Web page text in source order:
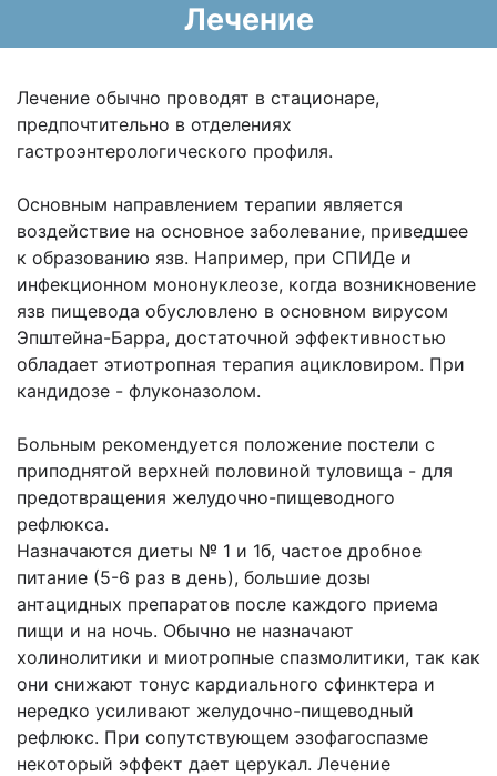
Лечение
Лечение обычно проводят в стационаре,
предпочтительно в отделениях
гастроэнтерологического профиля.
Основным направлением терапии является
воздействие на основное заболевание, приведшее
к образованию язв. Например, при СПИДе и
инфекционном мононуклеозе, когда возникновение
язв пищевода обусловлено в основном вирусом
Эпштейна-Барра, достаточной эффективностью
обладает этиотропная терапия ацикловиром. При
кандидозе - флуконазолом.
Больным рекомендуется положение постели с
приподнятой верхней половиной туловища - для
предотвращения желудочно-пищеводного
рефлюкса.
Назначаются диеты № 1 и 1б, частое дробное
питание (5-6 раз в день), большие дозы
антацидных препаратов после каждого приема
пищи и на ночь. Обычно не назначают
холинолитики и миотропные спазмолитики, так как
они снижают тонус кардиального сфинктера и
нередко усиливают желудочно-пищеводный
рефлюкс. При сопутствующем эзофагоспазме
некоторый эффект дает церукал. Лечение